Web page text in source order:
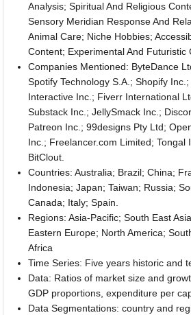
Analysis; Spiritual And Religious
Sensory Meridian Response And
Animal Care; Niche Hobbies;
Content; Experimental And Futuristic
Companies Mentioned: ByteDance
Spotify Technology S.A.; Shopify
Interactive Inc.; Fiverr International
Substack Inc.; JellySmack Inc.;
Patreon Inc.; 99designs Pty Ltd;
Inc.; Freelancer.com Limited; Tongal
BitClout.
Countries: Australia; Brazil; China;
Indonesia; Japan; Taiwan; Russia;
Canada; Italy; Spain.
Regions: Asia-Pacific; South East
Eastern Europe; North America;
Africa
Time Series: Five years historic and
Data: Ratios of market size and
GDP proportions, expenditure per
Data Segmentations: country and